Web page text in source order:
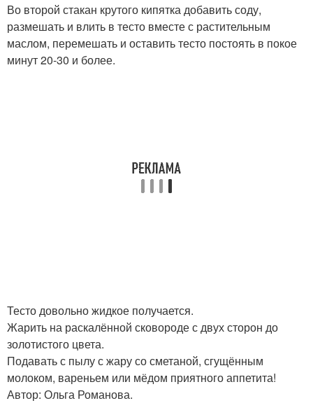
Во второй стакан крутого кипятка добавить соду,
размешать и влить в тесто вместе с растительным
маслом, перемешать и оставить тесто постоять в покое
минут 20-30 и более.
Тесто довольно жидкое получается.
Жарить на раскалённой сковороде с двух сторон до
золотистого цвета.
Подавать с пылу с жару со сметаной, сгущённым
молоком, вареньем или мёдом приятного аппетита!
Автор: Ольга Романова.